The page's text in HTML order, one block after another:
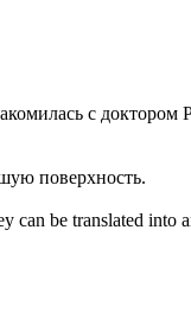
с доктором
поверхность.
can be translated into